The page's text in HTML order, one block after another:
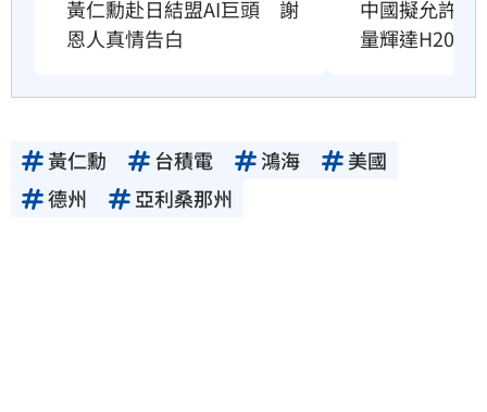
黃仁勳赴日結盟AI巨頭　謝
恩人真情告白
中國擬允許AI
量輝達H200
黃仁勳 台積電 鴻海
美國
德州
亞利桑那州